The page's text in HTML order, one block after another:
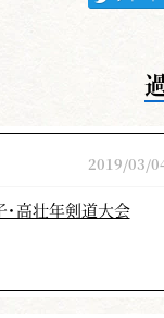
2019/03/
高壮年剣道大会